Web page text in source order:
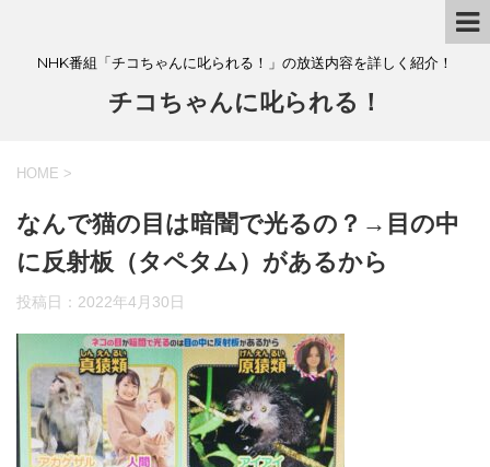
NHK番組「チコちゃんに叱られる！」の放送内容を詳しく紹介！
チコちゃんに叱られる！
HOME >
なんで猫の目は暗闇で光るの？→目の中
に反射板（タペタム）があるから
投稿日： 2022年4月30日